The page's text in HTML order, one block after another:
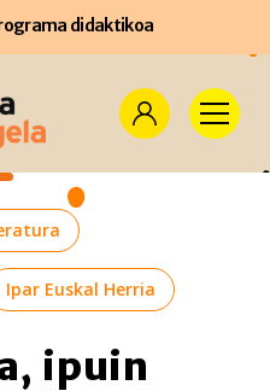
didaktikoa
Ipar Euskal Herria
ipuin